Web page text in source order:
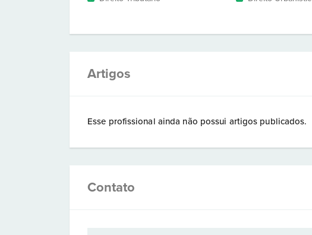
Artigos
Esse profissional ainda não possui artigos publicados.
Contato